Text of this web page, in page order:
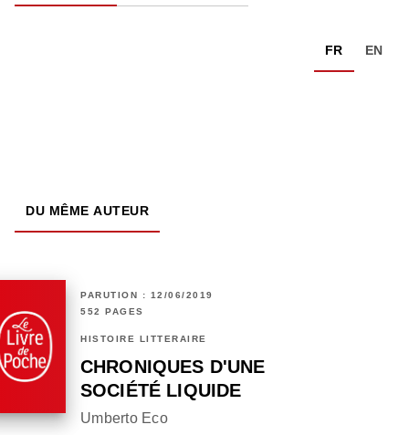
FR EN
DU MÊME AUTEUR
PARUTION : 12/06/2019
552 PAGES
HISTOIRE LITTÉRAIRE
CHRONIQUES D'UNE
SOCIÉTÉ LIQUIDE
Umberto Eco